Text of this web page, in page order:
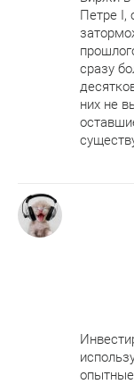
Петре I,
сразу
них не